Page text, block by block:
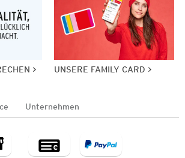
UNSERE FAMILY CARD
Unternehmen